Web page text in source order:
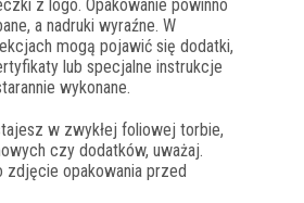
z logo. Opakowanie powinno
a nadruki wyraźne. W
mogą pojawić się dodatki,
lub specjalne instrukcje
wykonane.
w zwykłej foliowej torbie,
czy dodatków, uważaj.
zdjęcie opakowania przed